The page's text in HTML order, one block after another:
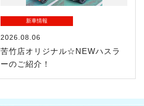
新車情報
2026.08.06
苦竹店オリジナル☆NEWハスラ
ーのご紹介！